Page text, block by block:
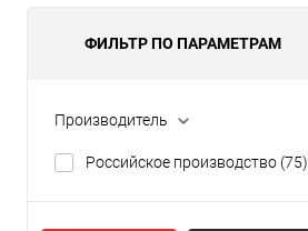
ФИЛЬТР ПО ПАРАМЕТРАМ
Производитель
Российское производство (75)